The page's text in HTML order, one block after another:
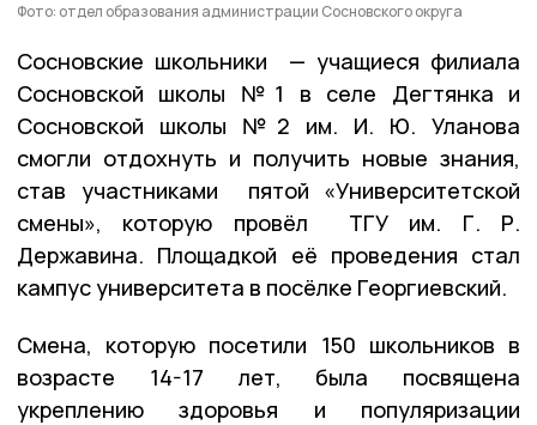
Фото: отдел образования администрации Сосновского округа
Сосновские школьники — учащиеся филиала
Сосновской школы №1 в селе Дегтянка и
Сосновской школы №2 им. И. Ю. Уланова
смогли отдохнуть и получить новые знания,
став участниками пятой «Университетской
смены», которую провёл ТГУ им. Г. Р.
Державина. Площадкой её проведения стал
кампус университета в посёлке Георгиевский.
Смена, которую посетили 150 школьников в
возрасте 14-17 лет, была посвящена
укреплению здоровья и популяризации